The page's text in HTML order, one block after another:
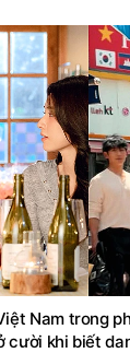
Nam trong
cười khi biết